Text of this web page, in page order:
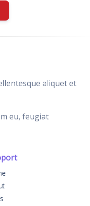
aliquet et
eu, feugiat